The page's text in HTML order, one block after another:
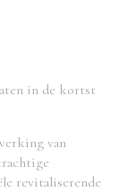
in de kortst
van
revitaliserende